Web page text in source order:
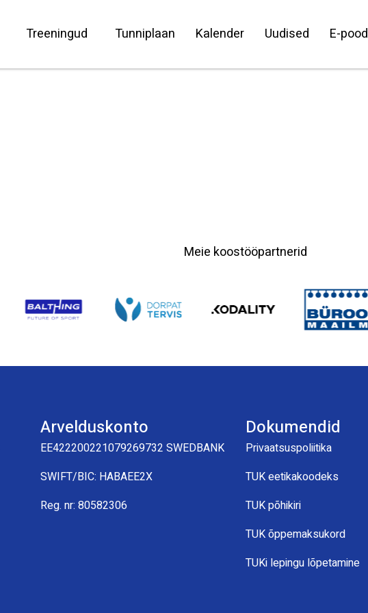
Treeningud Tunniplaan Kalender Uudised E-pood
Meie koostööpartnerid
Arvelduskonto
EE422200221079269732 SWEDBANK
SWIFT/BIC: HABAEE2X
Reg. nr: 80582306
Dokumendid
Privaatsuspoliitika
TUK eetikakoodeks
TUK põhikiri
TUK õppemaksukord
TUKi lepingu lõpetamine